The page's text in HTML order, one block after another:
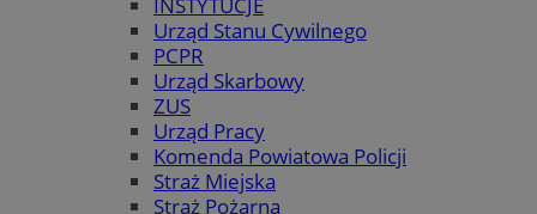
Urząd Stanu Cywilnego
PCPR
Urząd Skarbowy
ZUS
Urząd Pracy
Komenda Powiatowa Policji
Straż Miejska
Straż Pożarna